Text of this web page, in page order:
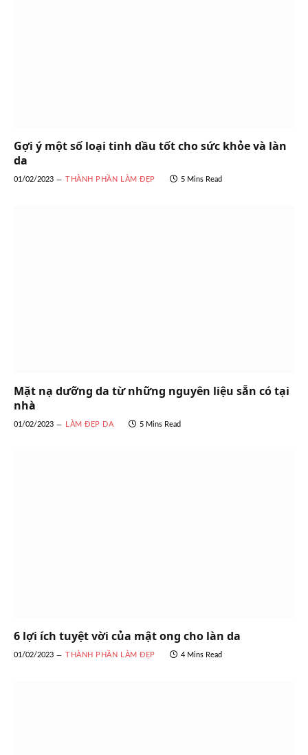
Gợi ý một số loại tinh dầu tốt cho sức khỏe và làn
da
01/02/2023 THÀNH PHẦN LÀM ĐẸP 5 Mins Read
Mặt nạ dưỡng da từ những nguyên liệu sẵn có tại
nhà
01/02/2023 LÀM ĐẸP DA 5 Mins Read
6 lợi ích tuyệt vời của mật ong cho làn da
01/02/2023 THÀNH PHẦN LÀM ĐẸP 4 Mins Read